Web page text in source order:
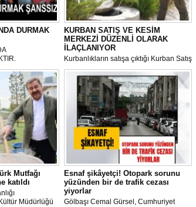
DURMAK
KURBAN SATIŞ VE KESİM
MERKEZİ DÜZENLİ OLARAK
İLAÇLANIYOR
Kurbanlıkların satışa çıktığı Kurban Satış
ve Kesim Merkezi, haşere ve
mikropların önüne geçilmesi amacıyla
her gün Gölbaşı Belediyesi ekipleri
tarafından düzenli olarak ilaçlanıyor.
Mutfağı
katıldı
Müdürlüğü
Esnaf şikâyetçi! Otopark sorunu
yüzünden bir de trafik cezası
yiyorlar
Gölbaşı Cemal Gürsel, Cumhuriyet